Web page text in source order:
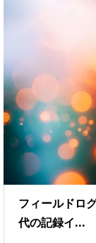
フィールドロ
代の記録イ...